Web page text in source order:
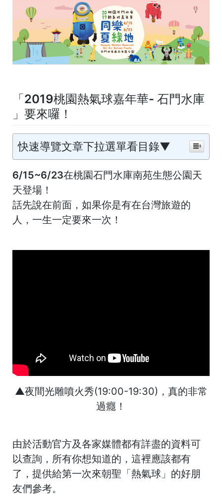
「2019桃園熱氣球嘉年華- 石門水庫
」 要來囉！
快速導覽文章下拉選單看目錄▼
6/15~6/23在桃園石門水庫南苑生態公園天
天登場！
話先說在前面，如果你是有在台灣旅遊的
人，一生一定要來一次！
▲夜間光雕噴火秀(19:00-19:30)，真的非常
過癮！
由於活動官方及各家媒體都有詳盡的資料可
以查詢，所有你想知道的，這裡應該都有
了，提供給第一次來朝聖「熱氣球」的好朋
友們參考。